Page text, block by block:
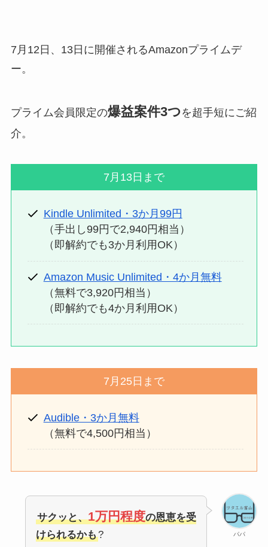
・クレカ・プリ
NEOBANK
【最新】
mineo(招待リンク）
7月12日、13日に開催されるAmazonプライムデ
ー。
プライム会員限定の爆益案件3つ を超手短にご紹
介。
7月13日まで
Kindle Unlimited・3か月99円
（手出し99円で2,940円相当）
（即解約でも3か月利用OK）
Amazon Music Unlimited・4か月無料
（無料で3,920円相当）
（即解約でも4か月利用OK）
7月25日まで
Audible・3か月無料
（無料で4,500円相当）
パパ
サクッと、1万円程度の恩恵を受
けられるかも?